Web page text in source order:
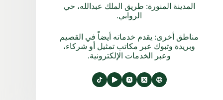
المدينة المنورة: طريق الملك عبدالله، حي
الروابي.
مناطق أخرى: يقدم خدماته أيضاً في القصيم
وبريدة وتبوك عبر مكاتب تمثيل أو شركاء،
وعبر الخدمات الإلكترونية.